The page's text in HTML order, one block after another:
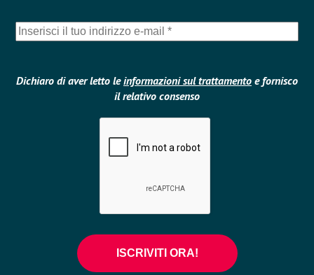
Dichiaro di aver letto leinformazioni sul trattamento e fornisco
il relativo consenso